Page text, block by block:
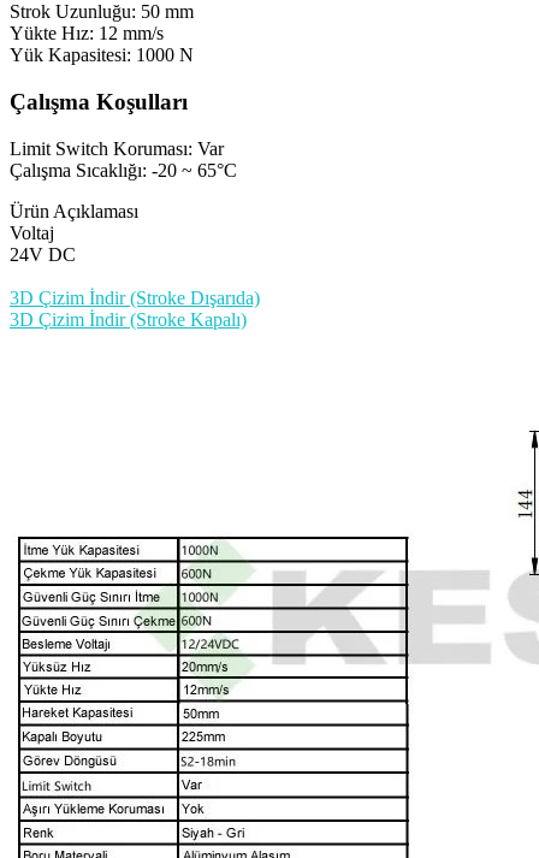
Strok Uzunluğu: 50 mm
Yükte Hız: 12 mm/s
Yük Kapasitesi: 1000 N
Çalışma Koşulları
Limit Switch Koruması: Var
Çalışma Sıcaklığı: -20 ~ 65°C
Ürün Açıklaması
Voltaj
24V DC
3D Çizim İndir (Stroke Dışarıda)
3D Çizim İndir (Stroke Kapalı)